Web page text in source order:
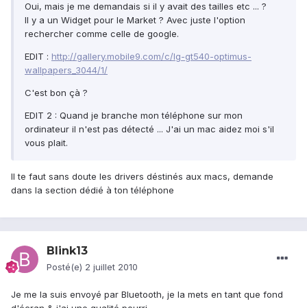
Oui, mais je me demandais si il y avait des tailles etc ... ?
Il y a un Widget pour le Market ? Avec juste l'option
rechercher comme celle de google.
EDIT : http://gallery.mobile9.com/c/lg-gt540-optimus-
wallpapers_3044/1/
C'est bon çà ?
EDIT 2 : Quand je branche mon téléphone sur mon
ordinateur il n'est pas détecté ... J'ai un mac aidez moi s'il
vous plait.
Il te faut sans doute les drivers déstinés aux macs, demande
dans la section dédié à ton téléphone
Blink13
Posté(e) 2 juillet 2010
Je me la suis envoyé par Bluetooth, je la mets en tant que fond